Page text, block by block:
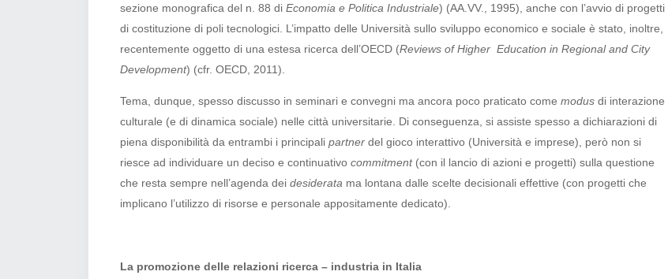
sezione monografica del n. 88 di Economia e Politica Industriale) (AA.VV., 1995), anche con l’avvio di progetti
di costituzione di poli tecnologici. L’impatto delle Università sullo sviluppo economico e sociale è stato, inoltre,
recentemente oggetto di una estesa ricerca dell’OECD (Reviews of Higher Education in Regional and City
Development) (cfr. OECD, 2011).
Tema, dunque, spesso discusso in seminari e convegni ma ancora poco praticato come modus di interazione
culturale (e di dinamica sociale) nelle città universitarie. Di conseguenza, si assiste spesso a dichiarazioni di
piena disponibilità da entrambi i principali partner del gioco interattivo (Università e imprese), però non si
riesce ad individuare un deciso e continuativo commitment(con il lancio di azioni e progetti) sulla questione
che resta sempre nell’agenda dei desiderata ma lontana dalle scelte decisionali effettive (con progetti che
implicano l’utilizzo di risorse e personale appositamente dedicato).
La promozione delle relazioni ricerca – industria in Italia